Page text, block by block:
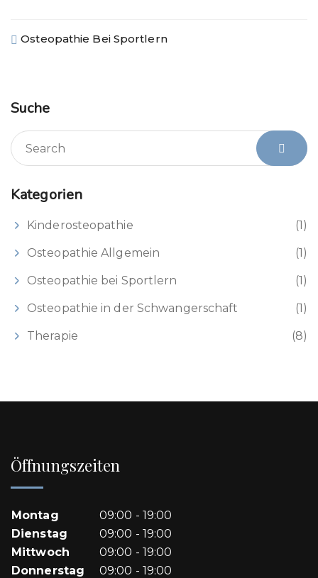
Osteopathie Bei Sportlern
Suche
Kategorien
Kinderosteopathie (1)
Osteopathie Allgemein (1)
Osteopathie bei Sportlern (1)
Osteopathie in der Schwangerschaft (1)
Therapie (8)
Öffnungszeiten
Montag
09:00 - 19:00
Dienstag
09:00 - 19:00
Mittwoch
09:00 - 19:00
Donnerstag
09:00 - 19:00